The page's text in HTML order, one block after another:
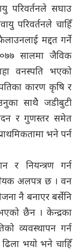
परिवर्तनले सघाउ
परिवर्तनले चाहिँ
मद्दत गर्ने
सालमा जैविक
वनस्पति भएको
कारण कृषि र
साथै जडीबुटी
र गुणस्तर समेत
भने पर्न
र नियन्त्रण गर्न
अलपत्र छ । वन
नै बनाएर बर्सेनि
भएको छैन । केन्द्रका
व्यवस्थापन गर्न
भयो भने चाहिँ